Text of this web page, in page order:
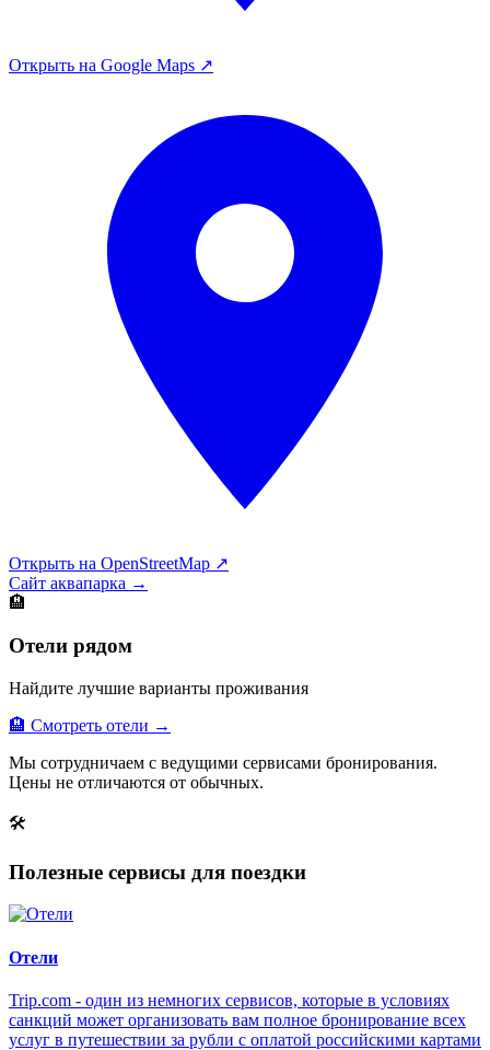
Открыть на Google Maps ↗
Открыть на OpenStreetMap ↗
Сайт аквапарка →
🏨
Отели рядом
Найдите лучшие варианты проживания
🏨 Смотреть отели →
Мы сотрудничаем с ведущими сервисами бронирования.
Цены не отличаются от обычных.
🛠
Полезные сервисы для поездки
Отели
Trip.com - один из немногих сервисов, которые в условиях
санкций может организовать вам полное бронирование всех
услуг в путешествии за рубли с оплатой российскими картами